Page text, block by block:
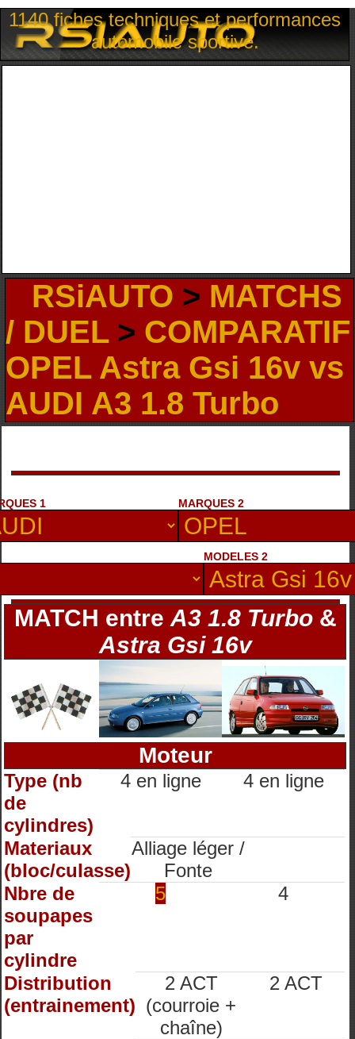
1140 fiches techniques et performances
automobile sportive.
RSiAUTO > MATCHS
/ DUEL> COMPARATIF
OPEL Astra Gsi 16v vs
AUDI A3 1.8 Turbo
1 MARQUES 2
MODELES 2
MATCH entre A3 1.8 Turbo&
Astra Gsi 16v
Moteur
Type (nb
de
cylindres)
4 en ligne 4 en ligne
Materiaux
(bloc/culasse)
Alliage léger /
Fonte
Nbre de
soupapes
par
cylindre
5 4
Distribution
(entrainement)
2 ACT
(courroie +
chaîne)
2 ACT